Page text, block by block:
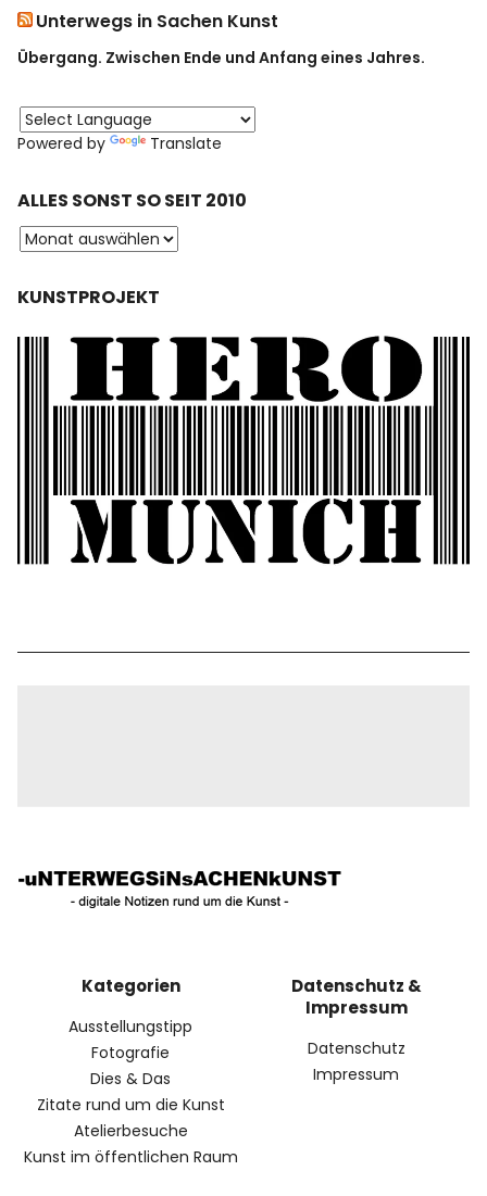
Unterwegs in Sachen Kunst
Übergang. Zwischen Ende und Anfang eines Jahres.
Powered by Translate
ALLES SONST SO SEIT 2010
KUNSTPROJEKT
Kategorien
Ausstellungstipp
Fotografie
Dies & Das
Zitate rund um die Kunst
Atelierbesuche
Kunst im öffentlichen Raum
Datenschutz &
Impressum
Datenschutz
Impressum